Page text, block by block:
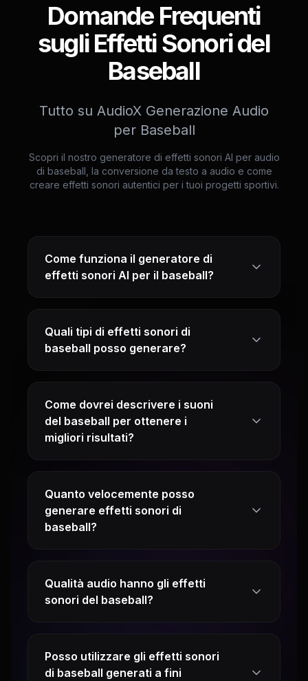
Domande Frequenti
sugli Effetti Sonori del
Baseball
Tutto su AudioX Generazione Audio
per Baseball
Scopri il nostro generatore di effetti sonori AI per audio
di baseball, la conversione da testo a audio e come
creare effetti sonori autentici per i tuoi progetti sportivi.
Come funziona il generatore di
effetti sonori AI per il baseball?
Quali tipi di effetti sonori di
baseball posso generare?
Come dovrei descrivere i suoni
del baseball per ottenere i
migliori risultati?
Quanto velocemente posso
generare effetti sonori di
baseball?
Qualità audio hanno gli effetti
sonori del baseball?
Posso utilizzare gli effetti sonori
di baseball generati a fini